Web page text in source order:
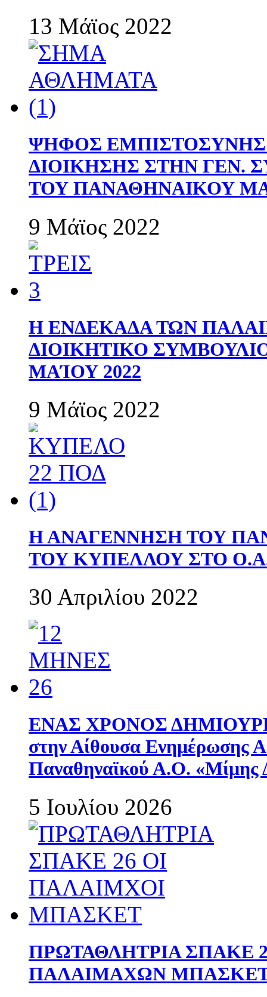
13 Μάϊος 2022
ΨΗΦΟΣ
ΔΙΟΙΚΗΣΗΣ ΣΤΗΝ ΓΕΝ.
ΤΟΥ ΠΑΝΑΘΗΝΑΙΚΟΥ
9 Μάϊος 2022
Η ΕΝΔΕΚΑΔΑ ΤΩΝ
ΔΙΟΙΚΗΤΙΚΟ
ΜΑΊΟΥ 2022
9 Μάϊος 2022
Η ΑΝΑΓΕΝΝΗΣΗ ΤΟΥ
ΤΟΥ ΚΥΠΕΛΛΟΥ ΣΤΟ
30 Απριλίου 2022
ΕΝΑΣ ΧΡΟΝΟΣ
στην Αίθουσα Ενημέρωσης
Παναθηναϊκού Α.Ο. «Μίμης
5 Ιουλίου 2026
ΠΡΩΤΑΘΛΗΤΡΙΑ ΣΠΑΚΕ
ΠΑΛΑΙΜΑΧΩΝ